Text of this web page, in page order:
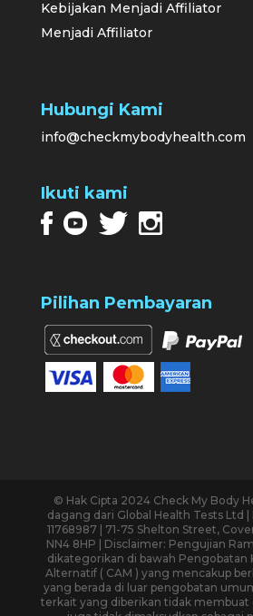
Kebijakan Menjadi Affiliator
Menjadi Affiliator
Hubungi Kami
info@checkmybodyhealth.com
Ikuti kami
Pilihan Pembayaran
© Hak Cipta 2024 Check My Body
dagang dari Global Health Tests Ltd
11768987 | 71-75 Shelton Street,
NN4 8HP | Disclaimer: Pengujian
dikategorikan di bawah Pengobatan
Alternatif ( CAM ) yang mencakup
yang berada di luar pengobatan
terkait yang diberikan tidak membuat